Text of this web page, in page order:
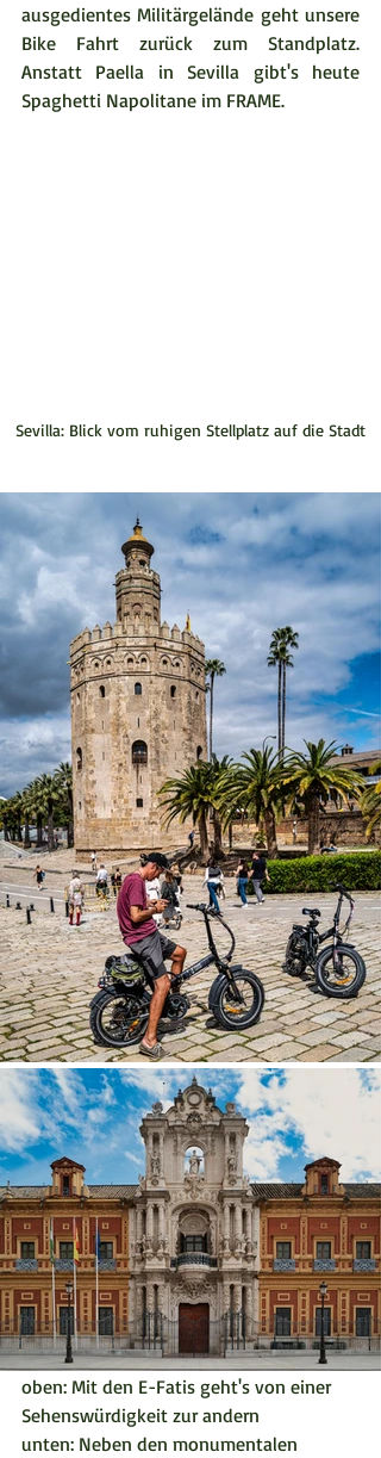
ausgedientes Militärgelände geht unsere
Bike Fahrt zurück zum Standplatz.
Anstatt Paella in Sevilla gibt's heute
Spaghetti Napolitane im FRAME.
Sevilla: Blick vom ruhigen Stellplatz auf die Stadt
oben: Mit den E-Fatis geht's von einer
Sehenswürdigkeit zur andern
unten: Neben den monumentalen